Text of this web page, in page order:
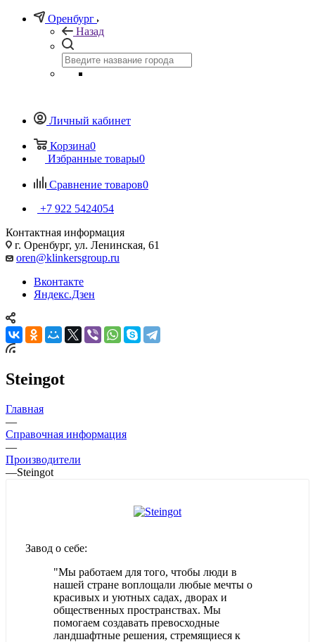
Оренбург
Назад
Личный кабинет
Корзина0
Избранные товары0
Сравнение товаров0
+7 922 5424054
Контактная информация
г. Оренбург, ул. Ленинская, 61
oren@klinkersgroup.ru
Вконтакте
Яндекс.Дзен
Steingot
Главная
—
Справочная информация
—
Производители
—Steingot
Завод о себе:
"Мы работаем для того, чтобы люди в
нашей стране воплощали любые мечты о
красивых и уютных садах, дворах и
общественных пространствах. Мы
помогаем создавать превосходные
ландшафтные решения, стремящиеся к